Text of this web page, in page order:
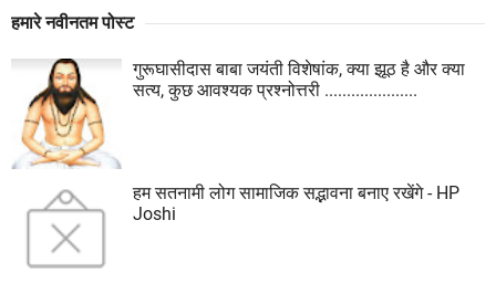
हमारे नवीनतम पोस्ट
गुरूघासीदास बाबा जयंती विशेषांक, क्या झूठ है और क्या
सत्य, कुछ आवश्यक प्रश्नोत्तरी .....................
हम सतनामी लोग सामाजिक सद्भावना बनाए रखेंगे - HP
Joshi